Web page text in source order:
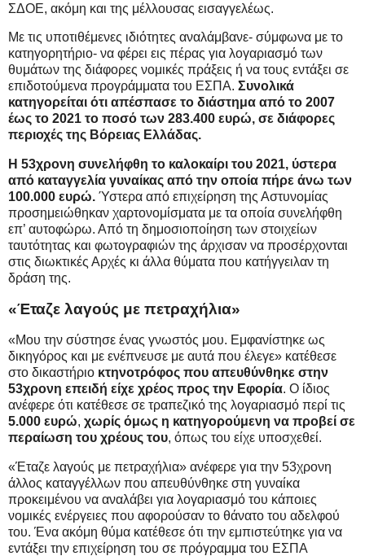
ΣΔΟΕ, ακόμη και της μέλλουσας εισαγγελέως.
Με τις υποτιθέμενες ιδιότητες αναλάμβανε- σύμφωνα με το
κατηγορητήριο- να φέρει εις πέρας για λογαριασμό των
θυμάτων της διάφορες νομικές πράξεις ή να τους εντάξει σε
επιδοτούμενα προγράμματα του ΕΣΠΑ. Συνολικά
κατηγορείται ότι απέσπασε το διάστημα από το 2007
έως το 2021 το ποσό των 283.400 ευρώ, σε διάφορες
περιοχές της Βόρειας Ελλάδας.
Η 53χρονη συνελήφθη το καλοκαίρι του 2021, ύστερα
από καταγγελία γυναίκας από την οποία πήρε άνω των
100.000 ευρώ. Ύστερα από επιχείρηση της Αστυνομίας
προσημειώθηκαν χαρτονομίσματα με τα οποία συνελήφθη
επ’ αυτοφώρω. Από τη δημοσιοποίηση των στοιχείων
ταυτότητας και φωτογραφιών της άρχισαν να προσέρχονται
στις διωκτικές Αρχές κι άλλα θύματα που κατήγγειλαν τη
δράση της.
«Έταζε λαγούς με πετραχήλια»
«Μου την σύστησε ένας γνωστός μου. Εμφανίστηκε ως
δικηγόρος και με ενέπνευσε με αυτά που έλεγε» κατέθεσε
στο δικαστήριο κτηνοτρόφος που απευθύνθηκε στην
53χρονη επειδή είχε χρέος προς την Εφορία. Ο ίδιος
ανέφερε ότι κατέθεσε σε τραπεζικό της λογαριασμό περί τις
5.000 ευρώ, χωρίς όμως η κατηγορούμενη να προβεί σε
περαίωση του χρέους του, όπως του είχε υποσχεθεί.
«Έταζε λαγούς με πετραχήλια» ανέφερε για την 53χρονη
άλλος καταγγέλλων που απευθύνθηκε στη γυναίκα
προκειμένου να αναλάβει για λογαριασμό του κάποιες
νομικές ενέργειες που αφορούσαν το θάνατο του αδελφού
του. Ένα ακόμη θύμα κατέθεσε ότι την εμπιστεύτηκε για να
εντάξει την επιχείρηση του σε πρόγραμμα του ΕΣΠΑ